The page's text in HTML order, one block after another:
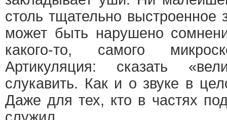
столь тщательно выстроенное
может быть нарушено
какого-то, самого
Артикуляция: сказать
слукавить. Как и о звуке в
Даже для тех, кто в частях